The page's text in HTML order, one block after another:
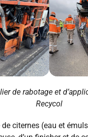
de rabotage et
Recycol
citernes (eau et